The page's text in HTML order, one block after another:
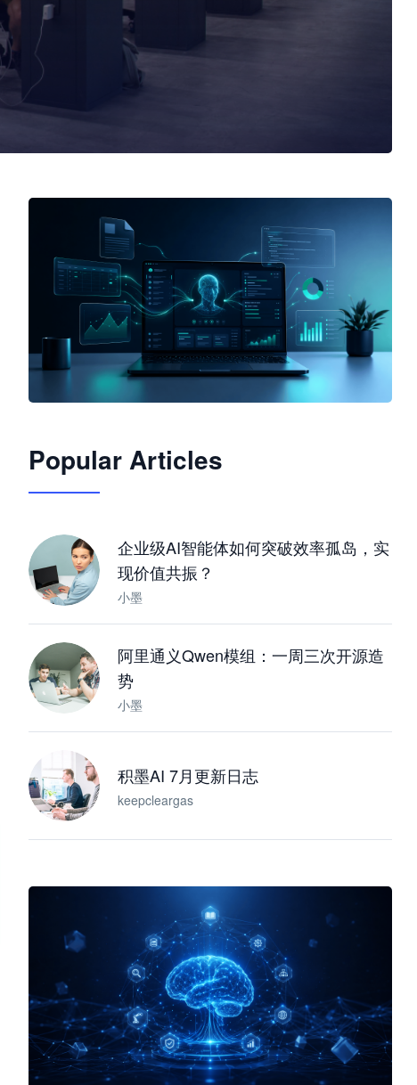
JimoClaw 桌面 AI Agent 工作台
Popular Articles
企业级AI智能体如何突破效率孤岛，实
现价值共振？
小墨
阿里通义Qwen模组：一周三次开源造
势
小墨
积墨AI 7月更新日志
keepcleargas